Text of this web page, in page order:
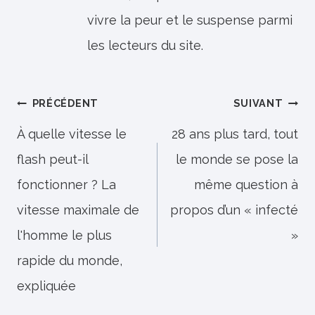
vivre la peur et le suspense parmi
les lecteurs du site.
Navigation
de
l’article
PRÉCÉDENT
À quelle vitesse le
flash peut-il
fonctionner ? La
vitesse maximale de
l'homme le plus
rapide du monde,
expliquée
SUIVANT
28 ans plus tard, tout
le monde se pose la
même question à
propos d’un « infecté
»